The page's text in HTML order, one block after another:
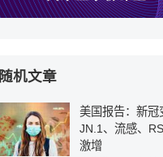
随机文章
美国报告：新冠
JN.1、流感、
激增